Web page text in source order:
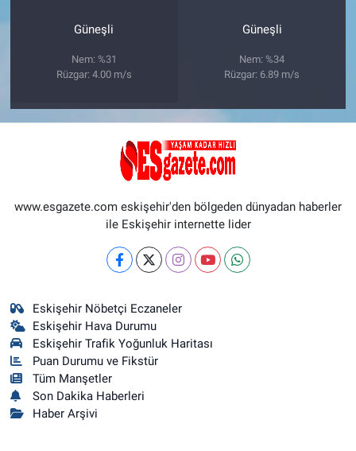
Güneşli
Nem: %31
Rüzgar: 4.00 m/s
Güneşli
Nem: %34
Rüzgar: 6.89 m/s
www.esgazete.com eskişehir'den bölgeden dünyadan haberler
ile Eskişehir internette lider
Eskişehir Nöbetçi Eczaneler
Eskişehir Hava Durumu
Eskişehir Trafik Yoğunluk Haritası
Puan Durumu ve Fikstür
Tüm Manşetler
Son Dakika Haberleri
Haber Arşivi